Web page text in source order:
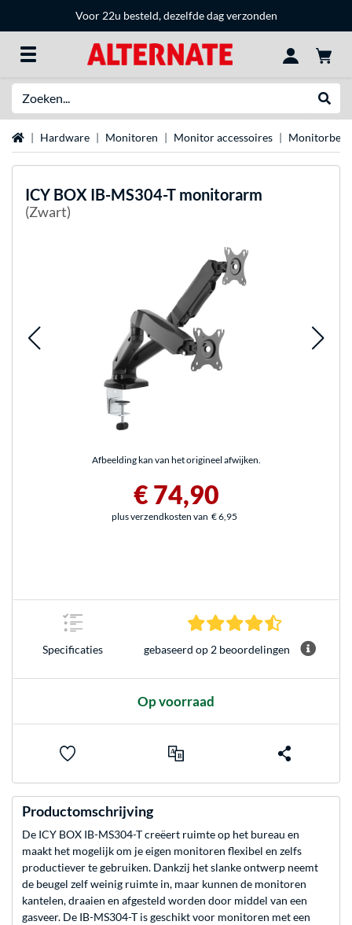
Voor 22u besteld, dezelfde dag verzonden
Home Hardware Monitoren Monitor accessoires
ICY BOX IB-MS304-T monitorarm
(Zwart)
Afbeelding kan van het origineel afwijken.
€ 74,90
plus verzendkosten van € 6,95
Specificaties
4.5 sterren
gebaseerd op 2 beoordelingen
Op voorraad
Productomschrijving
De ICY BOX IB-MS304-T creëert ruimte op het bureau en
maakt het mogelijk om je eigen monitoren flexibel en zelfs
productiever te gebruiken. Dankzij het slanke ontwerp neemt
de beugel zelf weinig ruimte in, maar kunnen de monitoren
kantelen, draaien en afgesteld worden door middel van een
gasveer. De IB-MS304-T is geschikt voor monitoren met een